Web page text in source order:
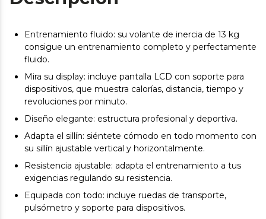
Entrenamiento fluido: su volante de inercia de 13 kg
consigue un entrenamiento completo y perfectamente
fluido.
Mira su display: incluye pantalla LCD con soporte para
dispositivos, que muestra calorías, distancia, tiempo y
revoluciones por minuto.
Diseño elegante: estructura profesional y deportiva.
Adapta el sillín: siéntete cómodo en todo momento con
su sillín ajustable vertical y horizontalmente.
Resistencia ajustable: adapta el entrenamiento a tus
exigencias regulando su resistencia.
Equipada con todo: incluye ruedas de transporte,
pulsómetro y soporte para dispositivos.